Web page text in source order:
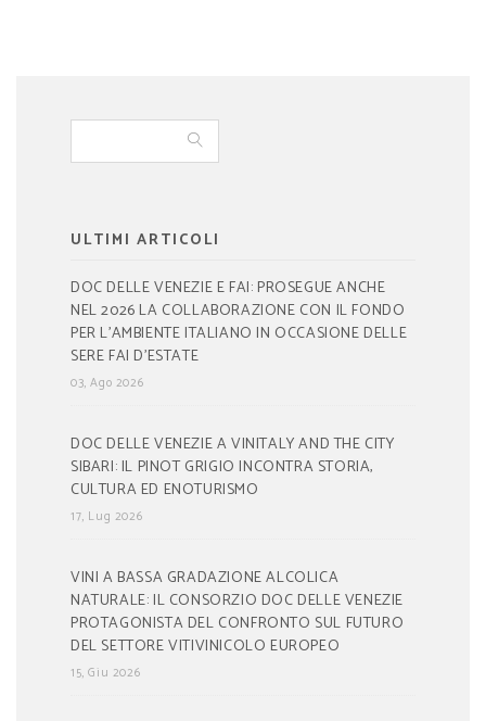
ULTIMI ARTICOLI
DOC DELLE VENEZIE E FAI: PROSEGUE ANCHE
NEL 2026 LA COLLABORAZIONE CON IL FONDO
PER L’AMBIENTE ITALIANO IN OCCASIONE DELLE
SERE FAI D’ESTATE
03, Ago 2026
DOC DELLE VENEZIE A VINITALY AND THE CITY
SIBARI: IL PINOT GRIGIO INCONTRA STORIA,
CULTURA ED ENOTURISMO
17, Lug 2026
VINI A BASSA GRADAZIONE ALCOLICA
NATURALE: IL CONSORZIO DOC DELLE VENEZIE
PROTAGONISTA DEL CONFRONTO SUL FUTURO
DEL SETTORE VITIVINICOLO EUROPEO
15, Giu 2026